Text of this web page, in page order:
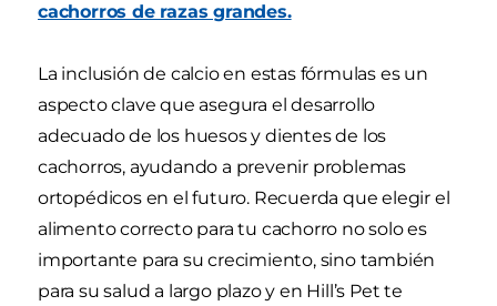
cachorros de razas grandes.
La inclusión de calcio en estas fórmulas es un
aspecto clave que asegura el desarrollo
adecuado de los huesos y dientes de los
cachorros, ayudando a prevenir problemas
ortopédicos en el futuro. Recuerda que elegir el
alimento correcto para tu cachorro no solo es
importante para su crecimiento, sino también
para su salud a largo plazo y en Hill’s Pet te